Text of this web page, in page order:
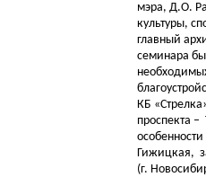
мэра, Д.О.
культуры,
главный
семинара
КБ
проспекта –
Гижицкая,
(г.